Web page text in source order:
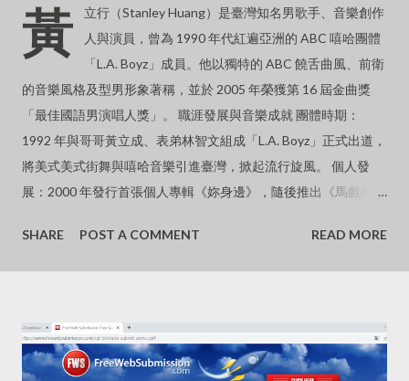
黃
立行（Stanley Huang）是臺灣知名男歌手、音樂創作
人與演員，曾為 1990 年代紅遍亞洲的 ABC 嘻哈團體
「L.A. Boyz」成員。他以獨特的 ABC 饒舌曲風、前衛
的音樂風格及型男形象著稱，並於 2005 年榮獲第 16 屆金曲獎
「最佳國語男演唱人獎」。 職涯發展與音樂成就 團體時期：
1992 年與哥哥黃立成、表弟林智文組成「L.A. Boyz」正式出道，
將美式美式街舞與嘻哈音樂引進臺灣，掀起流行旋風。 個人發
展：2000 年發行首張個人專輯《妳身邊》，隨後推出《馬戲團猴
年憑藉《黑的意念》專輯，擊敗周杰倫、王力宏等強敵，奪得金
曲歌王寶座。 影視作品：曾主演電影《杜拉拉升職記》並演唱主
海外。 感情狀況：與中國大陸知名女星、導演徐靜蕾維持長跑超
過 16 年的感情，兩人定居於美國加州爾灣，過著低調甜蜜的「老
SHARE POST A COMMENT READ MORE